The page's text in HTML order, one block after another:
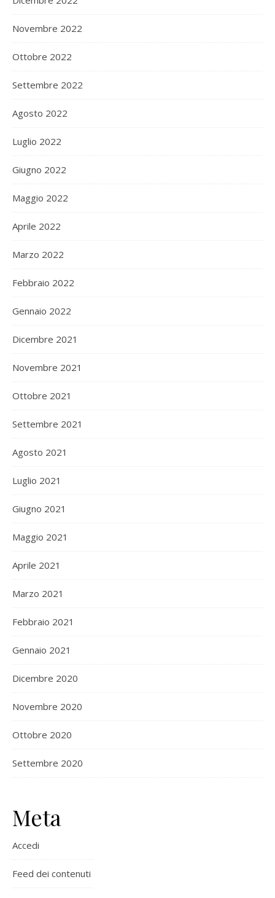
Novembre 2022
Ottobre 2022
Settembre 2022
Agosto 2022
Luglio 2022
Giugno 2022
Maggio 2022
Aprile 2022
Marzo 2022
Febbraio 2022
Gennaio 2022
Dicembre 2021
Novembre 2021
Ottobre 2021
Settembre 2021
Agosto 2021
Luglio 2021
Giugno 2021
Maggio 2021
Aprile 2021
Marzo 2021
Febbraio 2021
Gennaio 2021
Dicembre 2020
Novembre 2020
Ottobre 2020
Settembre 2020
Meta
Accedi
Feed dei contenuti